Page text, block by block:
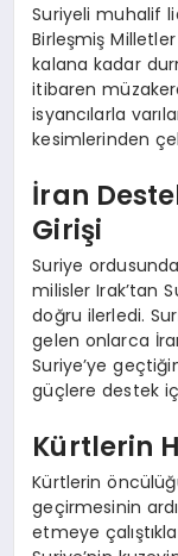
Suriyeli muhalif
Birleşmiş
kalana kadar
itibaren
isyancılarla
kesimlerinden
İran
Girişi
Suriye
milisler Irak’tan
doğru ilerledi.
gelen onlarca
Suriye’ye
güçlere destek
Kürtlerin
Kürtlerin
geçirmesinin
etmeye